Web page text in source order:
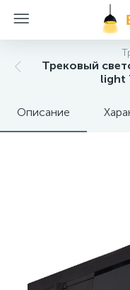
Трековый
light
Описание